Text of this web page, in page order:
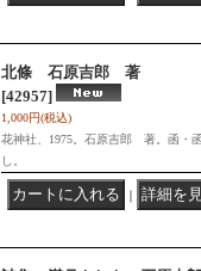
北條 石原吉郎 著
[42957]
1,000円(税込)
花神社、1975。石原吉郎 著。函・
し。
｜